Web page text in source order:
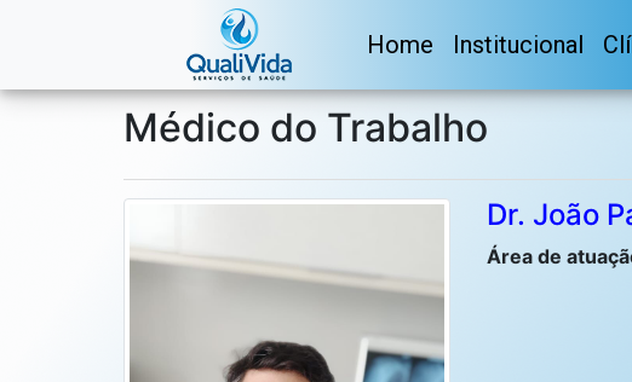
Home Institucional
Médico do Trabalho
Dr. João
Área de